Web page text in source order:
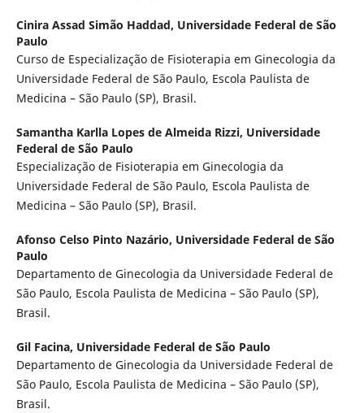
Cinira Assad Simão Haddad, Universidade Federal de São
Paulo
Curso de Especialização de Fisioterapia em Ginecologia da
Universidade Federal de São Paulo, Escola Paulista de
Medicina – São Paulo (SP), Brasil.
Samantha Karlla Lopes de Almeida Rizzi, Universidade
Federal de São Paulo
Especialização de Fisioterapia em Ginecologia da
Universidade Federal de São Paulo, Escola Paulista de
Medicina – São Paulo (SP), Brasil.
Afonso Celso Pinto Nazário, Universidade Federal de São
Paulo
Departamento de Ginecologia da Universidade Federal de
São Paulo, Escola Paulista de Medicina – São Paulo (SP),
Brasil.
Gil Facina, Universidade Federal de São Paulo
Departamento de Ginecologia da Universidade Federal de
São Paulo, Escola Paulista de Medicina – São Paulo (SP),
Brasil.